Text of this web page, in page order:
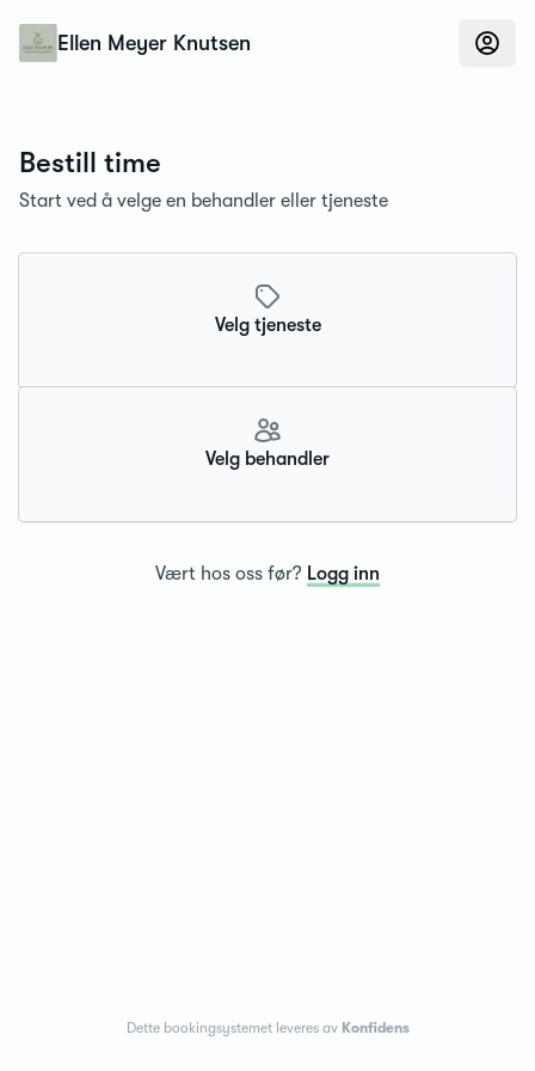
Ellen Meyer Knutsen
Bestill time
Start ved å velge en behandler eller tjeneste
Velg tjeneste
Velg behandler
Vært hos oss før? Logg inn
Dette bookingsystemet leveres av Konfidens